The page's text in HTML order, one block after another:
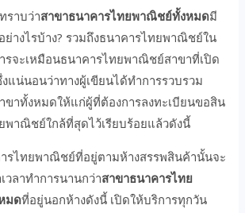
ราบว่าสาขาธนาคารไทยพาณิชย์ทั้งหมดมี
ย่างไรบ้าง? รวมถึงธนาคารไทยพาณิชย์ใน
รจะเหมือนธนาคารไทยพาณิชย์สาขาที่เปิด
แน่นอนว่าทางผู้เขียนได้ทำการรวบรวม
าขาทั้งหมดให้แก่ผู้ที่ต้องการลงทะเบียนขอสิน
พาณิชย์ใกล้ที่สุดไว้เรียบร้อยแล้วดังนี้
รไทยพาณิชย์ที่อยู่ตามห้างสรรพสินค้านั้นจะ
วลาทำการนานกว่าสาขาธนาคารไทย
มดที่อยู่นอกห้างดังนี้ เปิดให้บริการทุกวัน